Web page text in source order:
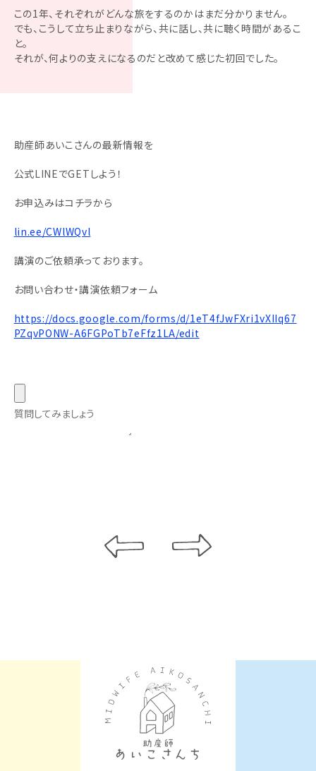
この1年、それぞれがどんな旅をするのかはまだ分かりません。
でも、こうして立ち止まりながら、共に話し、共に聴く時間があるこ
と。
それが、何よりの支えになるのだと改めて感じた初回でした。
助産師あいこさんの最新情報を
公式LINEでGETしよう！
お申込みはコチラから
lin.ee/CWlWQvl
講演のご依頼承っております。
お問い合わせ・講演依頼フォーム
https://docs.google.com/forms/d/1eT4fJwFXri1vXIIq67
PZqvPONW-A6FGPoTb7eFfz1LA/edit